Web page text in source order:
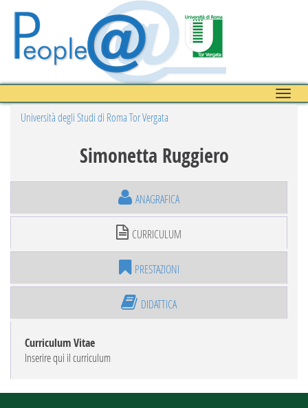
Toggle
Università degli Studi di Roma Tor Vergata
Simonetta Ruggiero
ANAGRAFICA
CURRICULUM
PRESTAZIONI
DIDATTICA
Curriculum Vitae
Inserire qui il curriculum